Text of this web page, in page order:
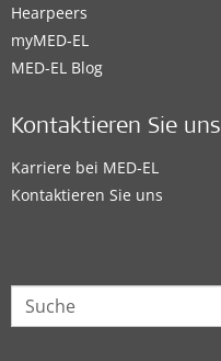
Hearpeers
myMED‑EL
MED-EL Blog
Kontaktieren Sie uns
Karriere bei MED-EL
Kontaktieren Sie uns